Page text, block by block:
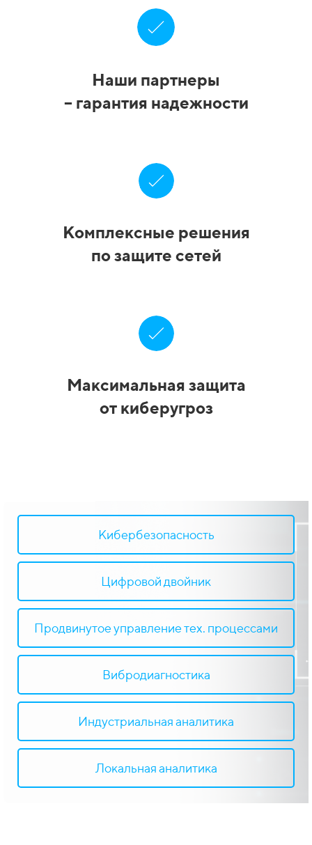
Наши партнеры
– гарантия надежности
Комплексные решения
по защите сетей
Максимальная защита
от киберугроз
Кибербезопасность
Цифровой двойник
Продвинутое управление тех. процессами
Вибродиагностика
Индустриальная аналитика
Локальная аналитика